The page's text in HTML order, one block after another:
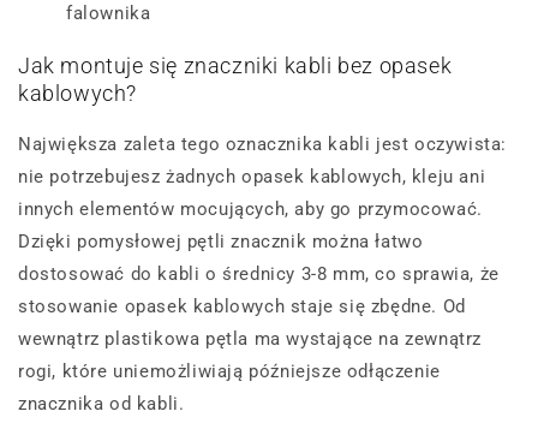
falownika
Jak montuje się znaczniki kabli bez opasek
kablowych?
Największa zaleta tego oznacznika kabli jest oczywista:
nie potrzebujesz żadnych opasek kablowych, kleju ani
innych elementów mocujących, aby go przymocować.
Dzięki pomysłowej pętli znacznik można łatwo
dostosować do kabli o średnicy 3-8 mm, co sprawia, że
stosowanie opasek kablowych staje się zbędne. Od
wewnątrz plastikowa pętla ma wystające na zewnątrz
rogi, które uniemożliwiają późniejsze odłączenie
znacznika od kabli.